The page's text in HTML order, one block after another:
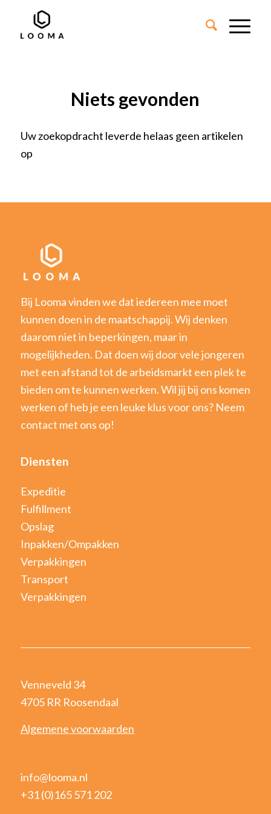
Niets gevonden
Uw zoekopdracht leverde helaas geen artikelen
op
Bij Looma vinden we dat iedereen mee moet
kunnen doen in de maatschappij. Wij denken
daarom niet in beperkingen, maar in
mogelijkheden. Dat doen wij door vele jongeren
met een afstand tot de arbeidsmarkt een plek te
bieden om te kunnen werken. Wil jij bij ons komen
werken of heb je een leuke klus voor ons? Neem
contact met ons op!
Diensten
Expeditie
Fulfillment
Opslag
Inpakken/Ompakken
Verpakkingen
Transport
Verpakkingen
Venneveld 34
4705 RR Roosendaal
Algemene voorwaarden
info@looma.nl
+31 (0)165 571 202